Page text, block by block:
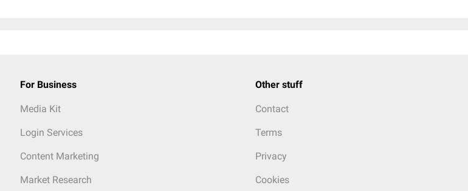
For Business
Media Kit
Login Services
Content Marketing
Market Research
Other stuff
Contact
Terms
Privacy
Cookies